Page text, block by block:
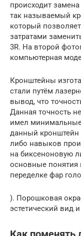
происходит
так называемый
который
затратами
3R. На второй
компьютерная
Кронштейны
стали путём
вывод, что
Данная точность
имел минимальные
данный кронштейн
либо навыков
на биксеноновую
основные понятия
переделке фар
). Порошковая
эстетический вид